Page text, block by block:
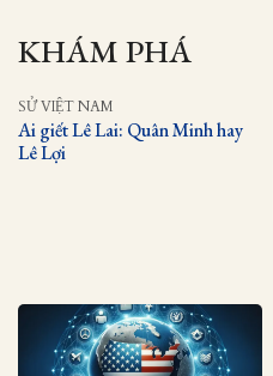
KHÁM PHÁ
SỬ VIỆT NAM
Ai giết Lê Lai: Quân Minh hay
Lê Lợi